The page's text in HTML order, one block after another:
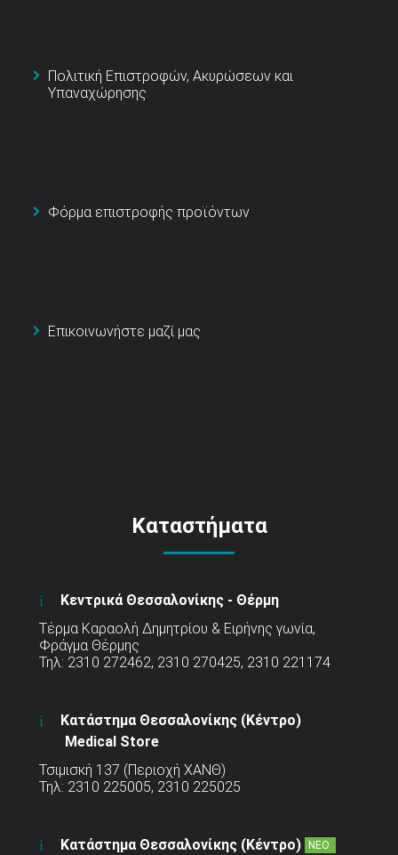
Πολιτική Επιστροφών, Ακυρώσεων και
Υπαναχώρησης
Φόρμα επιστροφής προϊόντων
Επικοινωνήστε μαζί μας
Καταστήματα
Κεντρικά Θεσσαλονίκης - Θέρμη
Τέρμα Καραολή Δημητρίου & Ειρήνης γωνία,
Φράγμα Θέρμης
Τηλ: 2310 272462, 2310 270425, 2310 221174
Κατάστημα Θεσσαλονίκης (Κέντρο)
Medical Store
Τσιμισκή 137 (Περιοχή ΧΑΝΘ)
Τηλ: 2310 225005, 2310 225025
Κατάστημα Θεσσαλονίκης (Κέντρο) ΝΕΟ